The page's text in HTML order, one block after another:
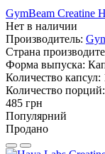
GymBeam Creatine
Нет в наличии
Производитель:
Страна
Форма выпуска:
Количество капсул:
Количество порций:
485 грн
Популярний
Продано